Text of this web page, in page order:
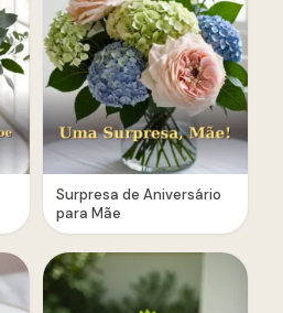
Surpresa de Aniversário
para Mãe